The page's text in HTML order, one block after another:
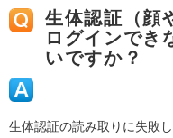
生体認証（顔
ログインでき
いですか？
生体認証の読み取りに失敗